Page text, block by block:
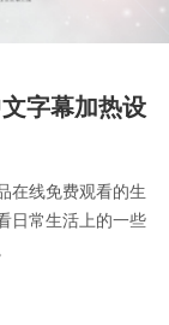
字幕加热设
在线免费观看的生
日常生活上的一些